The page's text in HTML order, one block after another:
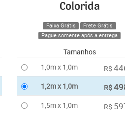
Colorida
Faixa Grátis
Frete Grátis
Pague somente após a entrega
Tamanhos
1,0m x 1,0m
R$
1,2m x 1,0m R$
1,5m x 1,0m R$